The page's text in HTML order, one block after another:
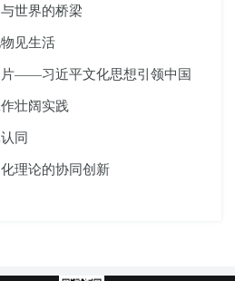
世界的桥梁
见生活
——习近平文化思想引领中国
壮阔实践
同
理论的协同创新